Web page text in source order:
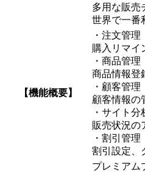
多用な販売
世界で一番
【機能概要】
・注文管理
購入リマイ
・商品管理
商品情報登
・顧客管理
顧客情報の
・サイト分
販売状況の
・割引管理
割引設定
プレミアム